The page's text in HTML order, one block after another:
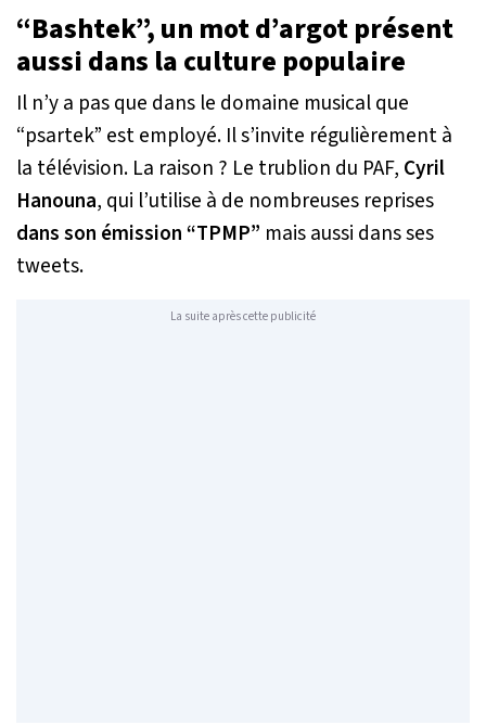
“Bashtek”, un mot d’argot présent
aussi dans la culture populaire
Il n’y a pas que dans le domaine musical que
“psartek” est employé. Il s’invite régulièrement à
la télévision. La raison ? Le trublion du PAF, Cyril
Hanouna, qui l’utilise à de nombreuses reprises
dans son émission “TPMP” mais aussi dans ses
tweets.
La suite après cette publicité